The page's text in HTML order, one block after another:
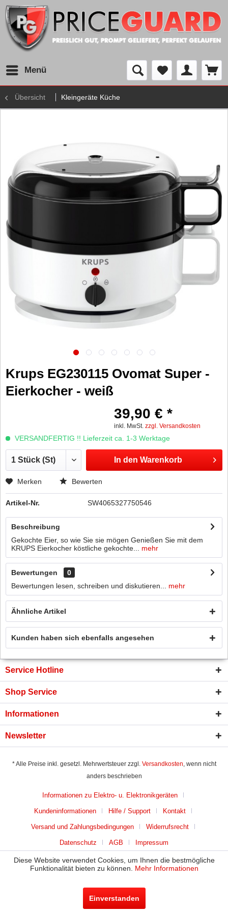
Menü
Übersicht Kleingeräte Küche
Krups EG230115 Ovomat Super -
Eierkocher - weiß
39,90 € *
inkl. MwSt. zzgl. Versandkosten
VERSANDFERTIG !! Lieferzeit ca. 1-3 Werktage
In den Warenkorb
Merken Bewerten
Artikel-Nr. SW4065327750546
Beschreibung
Gekochte Eier, so wie Sie sie mögen Genießen Sie mit dem
KRUPS Eierkocher köstliche gekochte...
mehr
Bewertungen
0
Bewertungen lesen, schreiben und diskutieren...
mehr
Ähnliche Artikel
Kunden haben sich ebenfalls angesehen
Service Hotline
Shop Service
Informationen
Newsletter
* Alle Preise inkl. gesetzl. Mehrwertsteuer zzgl. Versandkosten, wenn nicht
anders beschrieben
Informationen zu Elektro- u. Elektronikgeräten
Kundeninformationen Hilfe / Support Kontakt
Versand und Zahlungsbedingungen Widerrufsrecht
Datenschutz AGB Impressum
Diese Website verwendet Cookies, um Ihnen die bestmögliche
Funktionalität bieten zu können. Mehr Informationen
Einverstanden